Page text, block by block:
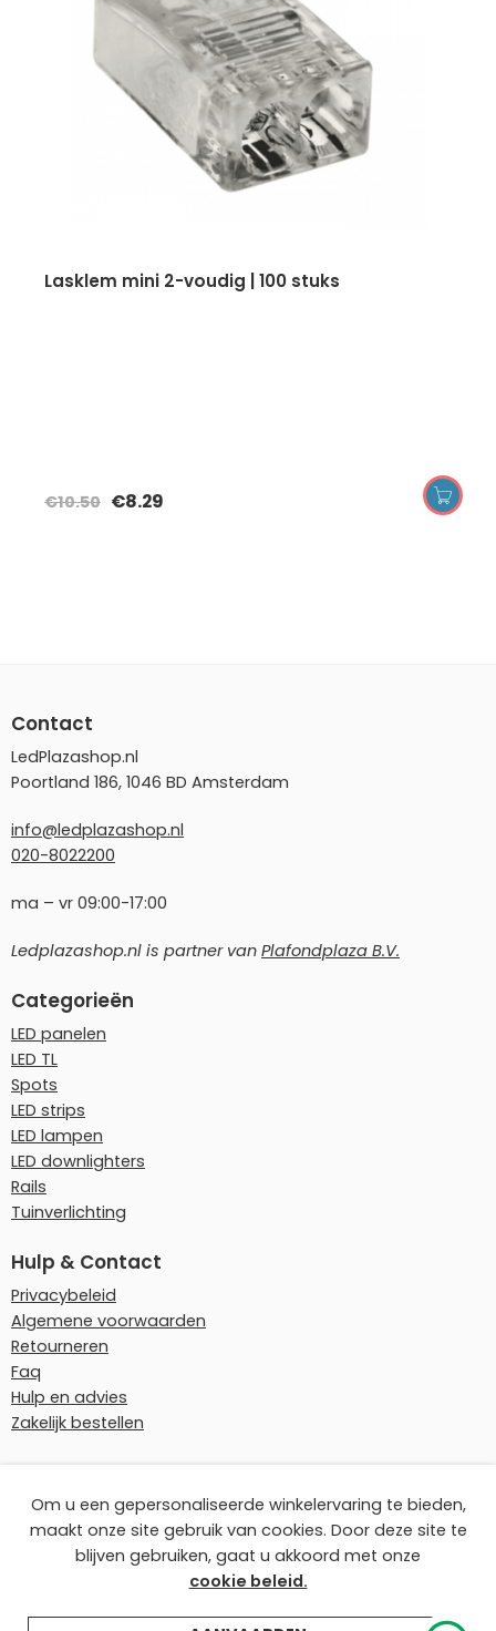
lasklem mini 2-voudig | 100 stuks
€10.50 €8.29
Contact
LedPlazashop.nl
Poortland 186, 1046 BD Amsterdam
info@ledplazashop.nl
020-8022200
ma – vr 09:00-17:00
Ledplazashop.nl is partner van Plafondplaza B.V.
Categorieën
LED panelen
LED TL
Spots
LED strips
LED lampen
LED downlighters
Rails
Tuinverlichting
Hulp & Contact
Privacybeleid
Algemene voorwaarden
Retourneren
Faq
Hulp en advies
Zakelijk bestellen
Om u een gepersonaliseerde winkelervaring te bieden,
maakt onze site gebruik van cookies. Door deze site te
blijven gebruiken, gaat u akkoord met onze
cookie beleid.